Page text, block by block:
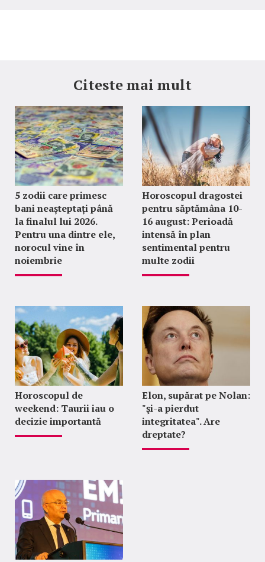
Citeste mai mult
5 zodii care primesc
bani neașteptați până
la finalul lui 2026.
Pentru una dintre ele,
norocul vine în
noiembrie
Horoscopul dragostei
pentru săptămâna 10-
16 august: Perioadă
intensă în plan
sentimental pentru
multe zodii
Horoscopul de
weekend: Taurii iau o
decizie importantă
Elon, supărat pe Nolan:
"şi-a pierdut
integritatea". Are
dreptate?